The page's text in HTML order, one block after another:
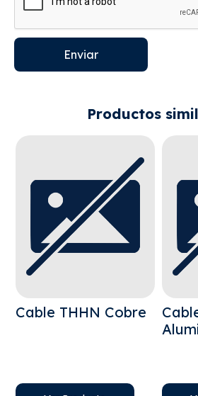
Enviar
Productos
Cable THHN Cobre